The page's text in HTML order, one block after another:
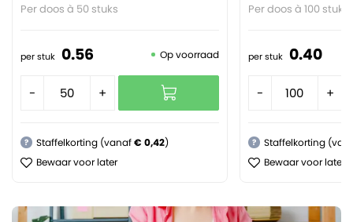
Per doos à 50 stuks
per stuk 0.56 Op voorraad
- +
? Staffelkorting (vanaf€ 0,42)
Bewaar voor later
Per doos à 100 stuks
per stuk 0.40
- +
?
Staffelkorting
Bewaar voor later